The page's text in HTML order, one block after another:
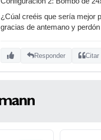
¿Cúal creéis que sería mejor
gracias de antemano y
Responder Citar